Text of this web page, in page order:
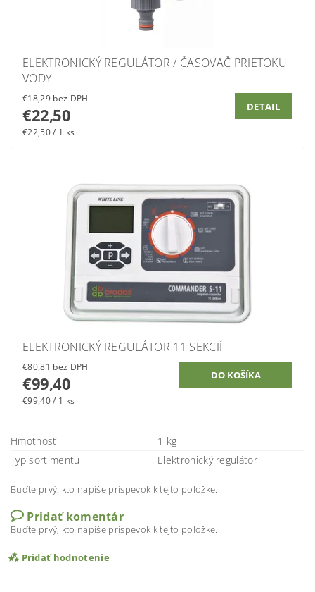
ELEKTRONICKÝ REGULÁTOR / ČASOVAČ PRIETOKU
VODY
€18,29 bez DPH
€22,50
€22,50 / 1 ks
DETAIL
ELEKTRONICKÝ REGULÁTOR 11 SEKCIÍ
€80,81 bez DPH
€99,40
€99,40 / 1 ks
Hmotnosť
1 kg
Typ sortimentu
Elektronický regulátor
Buďte prvý, kto napíše príspevok k tejto položke.
Pridať komentár
Buďte prvý, kto napíše príspevok k tejto položke.
Pridať hodnotenie